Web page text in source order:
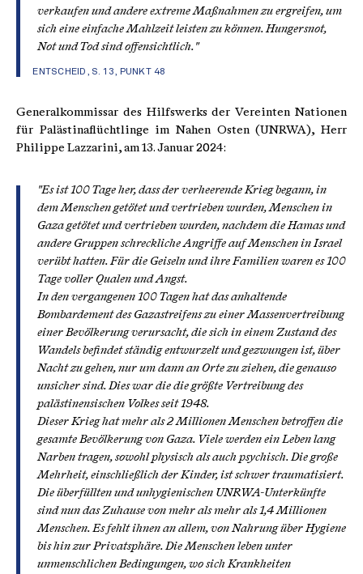
verkaufen und andere extreme Maßnahmen zu ergreifen, um
sich eine einfache Mahlzeit leisten zu können. Hungersnot,
Not und Tod sind offensichtlich."
ENTSCHEID, S. 13, PUNKT 48
Generalkommissar des Hilfswerks der Vereinten Nationen
für Palästinaflüchtlinge im Nahen Osten (UNRWA), Herr
Philippe Lazzarini, am 13. Januar 2024:
"Es ist 100 Tage her, dass der verheerende Krieg begann, in
dem Menschen getötet und vertrieben wurden, Menschen in
Gaza getötet und vertrieben wurden, nachdem die Hamas und
andere Gruppen schreckliche Angriffe auf Menschen in Israel
verübt hatten. Für die Geiseln und ihre Familien waren es 100
Tage voller Qualen und Angst.
In den vergangenen 100 Tagen hat das anhaltende
Bombardement des Gazastreifens zu einer Massenvertreibung
einer Bevölkerung verursacht, die sich in einem Zustand des
Wandels befindet ständig entwurzelt und gezwungen ist, über
Nacht zu gehen, nur um dann an Orte zu ziehen, die genauso
unsicher sind. Dies war die die größte Vertreibung des
palästinensischen Volkes seit 1948.
Dieser Krieg hat mehr als 2 Millionen Menschen betroffen die
gesamte Bevölkerung von Gaza. Viele werden ein Leben lang
Narben tragen, sowohl physisch als auch psychisch. Die große
Mehrheit, einschließlich der Kinder, ist schwer traumatisiert.
Die überfüllten und unhygienischen UNRWA-Unterkünfte
sind nun das Zuhause von mehr als mehr als 1,4 Millionen
Menschen. Es fehlt ihnen an allem, von Nahrung über Hygiene
bis hin zur Privatsphäre. Die Menschen leben unter
unmenschlichen Bedingungen, wo sich Krankheiten